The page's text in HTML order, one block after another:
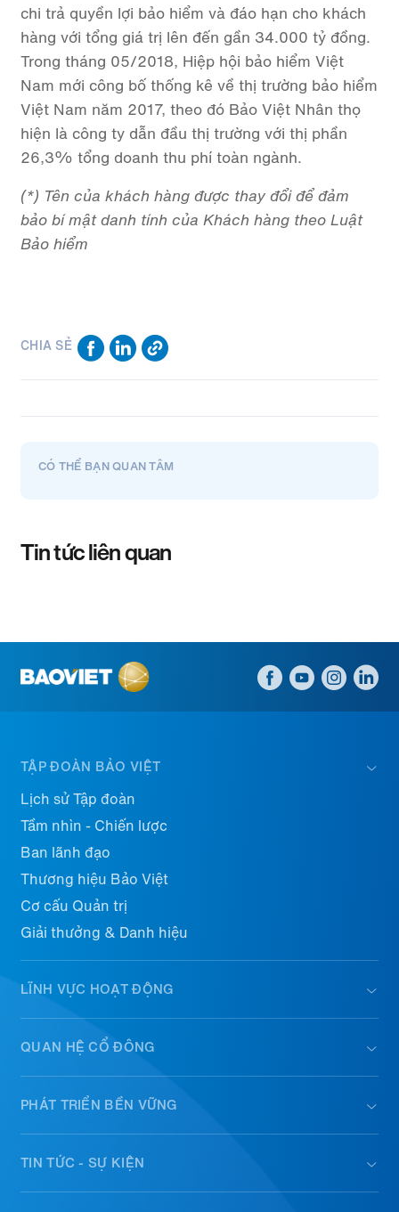
chi trả quyền lợi bảo hiểm và đáo hạn cho khách
hàng với tổng giá trị lên đến gần 34.000 tỷ đồng.
Trong tháng 05/2018, Hiệp hội bảo hiểm Việt
Nam mới công bố thống kê về thị trường bảo hiểm
Việt Nam năm 2017, theo đó Bảo Việt Nhân thọ
hiện là công ty dẫn đầu thị trường với thị phần
26,3% tổng doanh thu phí toàn ngành.
(*) Tên của khách hàng được thay đổi để đảm
bảo bí mật danh tính của Khách hàng theo Luật
Bảo hiểm
CHIA SẺ
CÓ THỂ BẠN QUAN TÂM
Tin tức liên quan
TẬP ĐOÀN BẢO VIỆT
Lịch sử Tập đoàn
Tầm nhìn - Chiến lược
Ban lãnh đạo
Thương hiệu Bảo Việt
Cơ cấu Quản trị
Giải thưởng & Danh hiệu
LĨNH VỰC HOẠT ĐỘNG
QUAN HỆ CỔ ĐÔNG
PHÁT TRIỂN BỀN VỮNG
TIN TỨC - SỰ KIỆN